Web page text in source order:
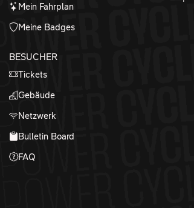
Mein Fahrplan
Meine Badges
BESUCHER
Tickets
Gebäude
Netzwerk
Bulletin Board
FAQ